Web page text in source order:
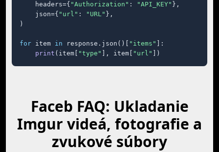
    headers={
"Authorization" : "API_KEY" },
    json={
"url" : "URL" },
)
for item in response.json()[ "items"
]:
print (item[ "type" ], item[ "url" ])
Faceb FAQ: Ukladanie
Imgur videá, fotografie a
zvukové súbory